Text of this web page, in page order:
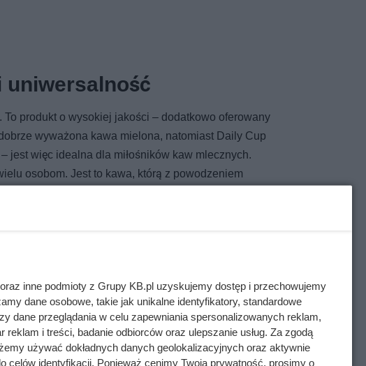
uniwersalność
produkt o wysokiej jakości – dodatkowo oferowany
wyważona kawa mielona, natomiast Daily Cup
jest więc idealna dla miłośników kaw mlecznych.
osobom. Jest to kawa, którą z powodzeniem
robi ogromną różnicę
inne podmioty z Grupy KB.pl uzyskujemy dostęp i przechowujemy
dane osobowe, takie jak unikalne identyfikatory, standardowe
dane przeglądania w celu zapewniania spersonalizowanych reklam,
i treści, badanie odbiorców oraz ulepszanie usług. Za zgodą
używać dokładnych danych geolokalizacyjnych oraz aktywnie
celów identyfikacji. Ponieważ cenimy Twoją prywatność, prosimy o